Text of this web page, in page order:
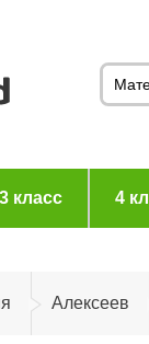
3 класс 4
Алексеев